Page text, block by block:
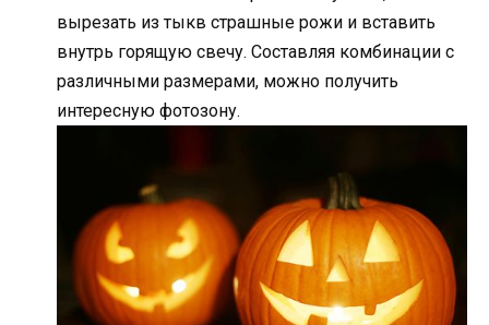
вырезать из тыкв страшные рожи и вставить
внутрь горящую свечу. Составляя комбинации с
различными размерами, можно получить
интересную фотозону.